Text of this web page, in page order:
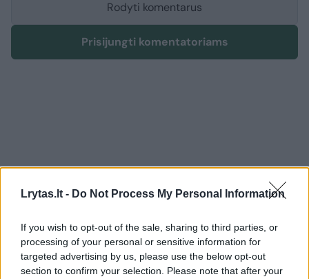
Lrytas.lt - Do Not Process My Personal Information
If you wish to opt-out of the sale, sharing to third parties, or
processing of your personal or sensitive information for
targeted advertising by us, please use the below opt-out
section to confirm your selection. Please note that after your
Rodyti komentarus
Prisijungti komentatoriams